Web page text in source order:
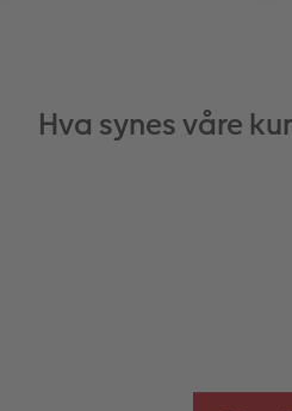
Hva synes våre